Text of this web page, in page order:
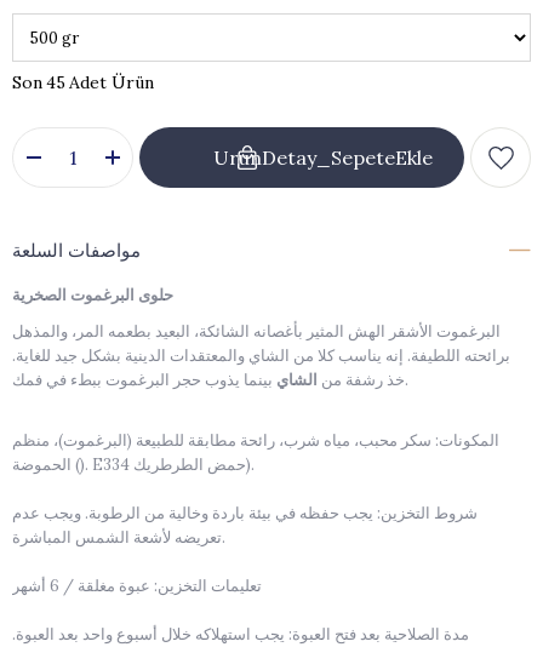
45
مواصفات السلعة
حلوى البرغموت الصخرية
البرغموت الأشقر الهش المثير بأغصانه الشائكة، البعيد بطعمه المر، والمذهل
برائحته اللطيفة. إنه يناسب كلا من الشاي والمعتقدات الدينية بشكل جيد للغاية.
خذ رشفة من الشاي بينما يذوب حجر البرغموت ببطء في فمك.
المكونات: سكر محبب، مياه شرب، رائحة مطابقة للطبيعة (البرغموت)، منظم
الحموضة (). E334 حمض الطرطريك).
شروط التخزين: يجب حفظه في بيئة باردة وخالية من الرطوبة. ويجب عدم
تعريضه لأشعة الشمس المباشرة.
تعليمات التخزين: عبوة مغلقة / 6 أشهر
مدة الصلاحية بعد فتح العبوة: يجب استهلاكه خلال أسبوع واحد بعد العبوة.